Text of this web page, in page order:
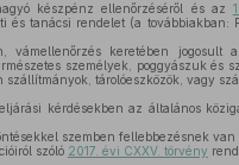
készpénz ellenőrzéséről és az
tanácsi rendelet (a továbbiakban:
vámellenőrzés keretében jogosult
személyek, poggyászuk és
tárolóeszközök, vagy
kérdésekben az általános
szemben fellebbezésnek van
szóló 2017. évi CXXV. törvény